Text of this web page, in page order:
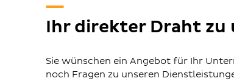
Ihr direkter Draht zu
Sie wünschen ein Angebot für Ihr
noch Fragen zu unseren